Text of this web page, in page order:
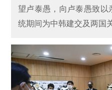
望卢泰愚，向卢泰愚致以
统期间为中韩建交及两国